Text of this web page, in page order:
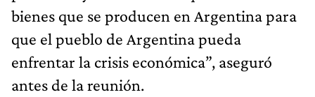
bienes que se producen en Argentina para
que el pueblo de Argentina pueda
enfrentar la crisis económica”, aseguró
antes de la reunión.